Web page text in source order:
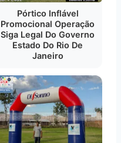
Pórtico Inflável
Promocional Operação
Siga Legal Do Governo
Estado Do Rio De
Janeiro